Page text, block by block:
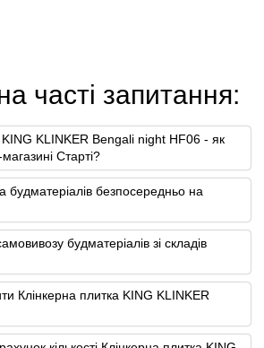
часті запитання:
KING KLINKER Bengali night HF06 - як
Старті?
будматеріалів безпосередньо на
будматеріалів зі складів
Клінкерна плитка KING KLINKER